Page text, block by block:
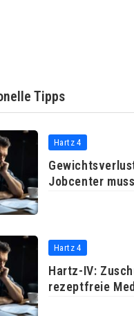
Tipps
Hartz 4
Jobcenter muss
Hartz 4
Hartz-IV:
rezeptfreie